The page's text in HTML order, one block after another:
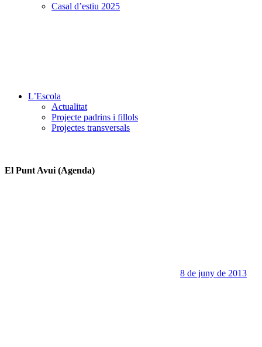
Casal d’estiu 2025
L’Escola
Actualitat
Projecte padrins i fillols
Projectes transversals
El Punt Avui (Agenda)
8 de juny de 2013